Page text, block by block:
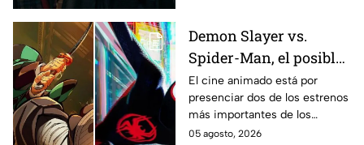
Demon Slayer vs.
Spider-Man, el posible
gran enfrentamiento
en taquilla del 2027
El cine animado está por
presenciar dos de los estrenos
más importantes de los
últimos años.
05 agosto, 2026